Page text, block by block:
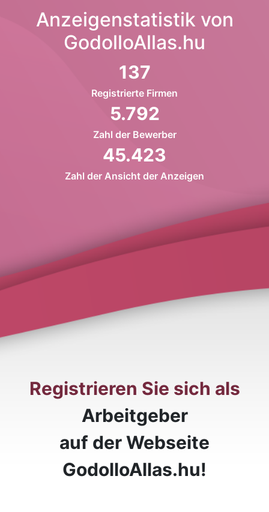
Anzeigenstatistik von
GodolloAllas.hu
137
Registrierte Firmen
5.792
Zahl der Bewerber
45.423
Zahl der Ansicht der Anzeigen
Registrieren Sie sich als
Arbeitgeber
auf der Webseite
GodolloAllas.hu!